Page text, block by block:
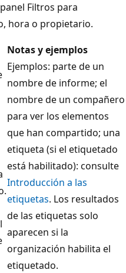
Filtros para
hora o propietario.
Notas y ejemplos
Ejemplos: parte de un
nombre de informe; el
nombre de un compañero
para ver los elementos
que han compartido; una
etiqueta (si el etiquetado
está habilitado): consulte
Introducción a las
etiquetas. Los resultados
de las etiquetas solo
aparecen si la
organización habilita el
etiquetado.